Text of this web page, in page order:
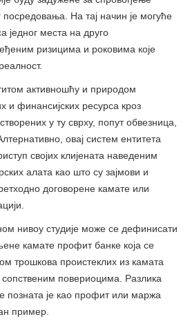
посредовања. На тај начин је могуће
једног места на друго
ризицима и роковима које
активношћу и природом
финансијских ресурса кроз
у ту сврху, попут обвезница,
овај систем ентитета
својих клијената наведеним
алата као што су зајмови и
договорене камате или
нивоу студије може се дефинисати
камате профит банке која се
трошкова проистеклих из камата
сопственим повериоцима. Разлика
је као профит или маржа
пример.